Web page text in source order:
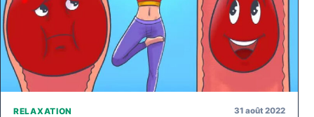
RELAXATION 31 août 2022